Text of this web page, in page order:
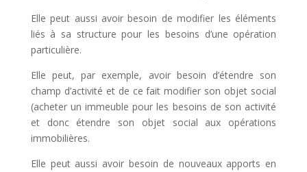
Elle peut aussi avoir besoin de modifier les éléments
liés à sa structure pour les besoins d’une opération
particulière.
Elle peut, par exemple, avoir besoin d’étendre son
champ d’activité et de ce fait modifier son objet social
(acheter un immeuble pour les besoins de son activité
et donc étendre son objet social aux opérations
immobilières.
Elle peut aussi avoir besoin de nouveaux apports en